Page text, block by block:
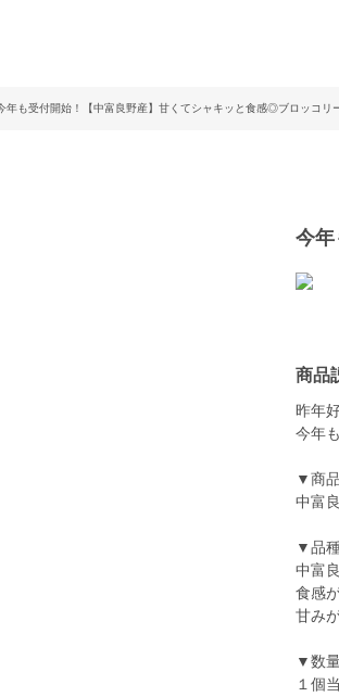
年も受付開始！【中富良野産】甘くてシャキッと食感◎ブロッコリ
今
商品
昨年
今年
▼商
中富
▼品
中富
食感
甘み
▼数
１個